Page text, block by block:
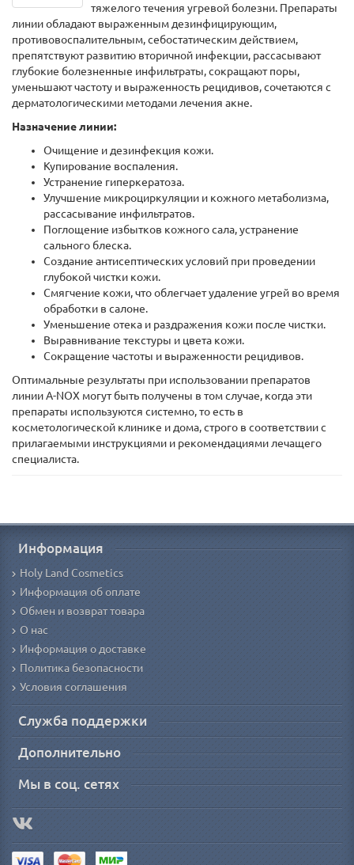
тяжелого течения угревой болезни. Препараты
линии обладают выраженным дезинфицирующим,
противовоспалительным, себостатическим действием,
препятствуют развитию вторичной инфекции, рассасывают
глубокие болезненные инфильтраты, сокращают поры,
уменьшают частоту и выраженность рецидивов, сочетаются с
дерматологическими методами лечения акне.
Назначение линии:
Очищение и дезинфекция кожи.
Купирование воспаления.
Устранение гиперкератоза.
Улучшение микроциркуляции и кожного метаболизма,
рассасывание инфильтратов.
Поглощение избытков кожного сала, устранение
сального блеска.
Создание антисептических условий при проведении
глубокой чистки кожи.
Смягчение кожи, что облегчает удаление угрей во время
обработки в салоне.
Уменьшение отека и раздражения кожи после чистки.
Выравнивание текстуры и цвета кожи.
Сокращение частоты и выраженности рецидивов.
Оптимальные результаты при использовании препаратов
линии A-NOX могут быть получены в том случае, когда эти
препараты используются системно, то есть в
косметологической клинике и дома, строго в соответствии с
прилагаемыми инструкциями и рекомендациями лечащего
специалиста.
Информация
Holy Land Cosmetics
Информация об оплате
Обмен и возврат товара
О нас
Информация о доставке
Политика безопасности
Условия соглашения
Служба поддержки
Дополнительно
Мы в соц. сетях